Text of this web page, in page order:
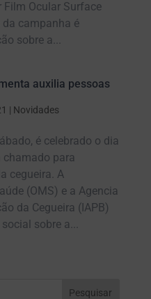
Film Ocular Surface
da campanha é
sobre a...
auxilia pessoas
| Novidades
é celebrado o dia
para
cegueira. A
(OMS) e a Agencia
da Cegueira (IAPB)
sobre a...
Pesquisar